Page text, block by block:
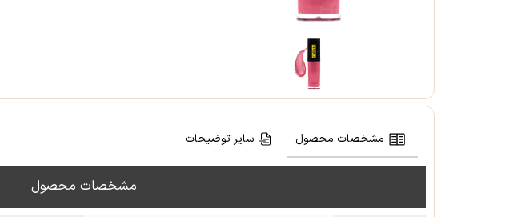
مشخصات محصول سایر توضیحات
مشخصات محصول